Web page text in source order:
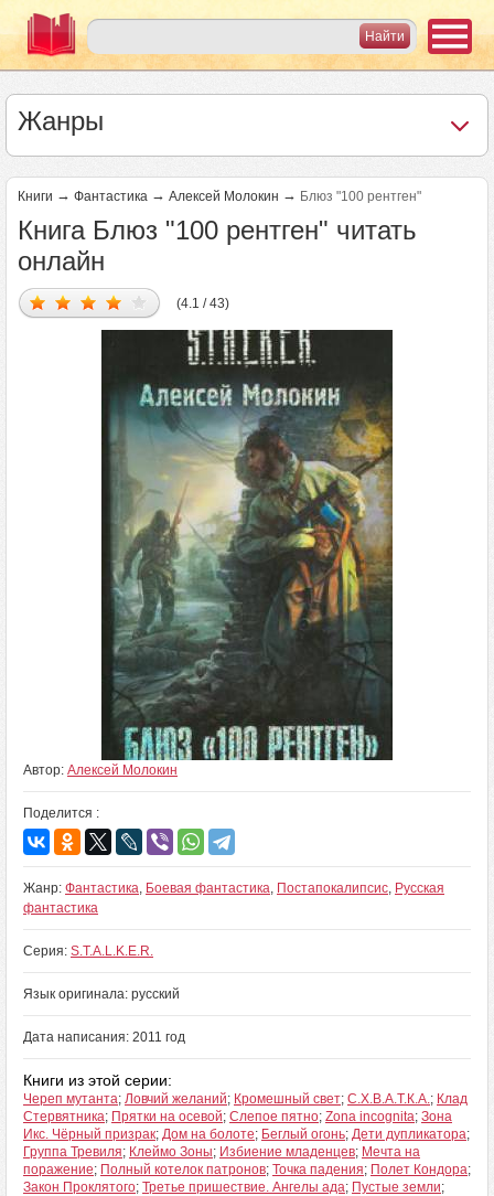
Жанры
Книги → Фантастика → Алексей Молокин → Блюз "100 рентген"
Книга Блюз "100 рентген" читать
онлайн
(4.1 / 43)
Автор: Алексей Молокин
Поделится :
Жанр: Фантастика, Боевая фантастика, Постапокалипсис, Русская
фантастика
Серия: S.T.A.L.K.E.R.
Язык оригинала: русский
Дата написания: 2011 год
Книги из этой серии:
Череп мутанта; Ловчий желаний; Кромешный свет; С.Х.В.А.Т.К.А.; Клад
Стервятника; Прятки на осевой; Слепое пятно; Zona incognita; Зона
Икс. Чёрный призрак; Дом на болоте; Беглый огонь; Дети дупликатора;
Группа Тревиля; Клеймо Зоны; Избиение младенцев; Мечта на
поражение; Полный котелок патронов; Точка падения; Полет Кондора;
Закон Проклятого; Третье пришествие. Ангелы ада; Пустые земли;